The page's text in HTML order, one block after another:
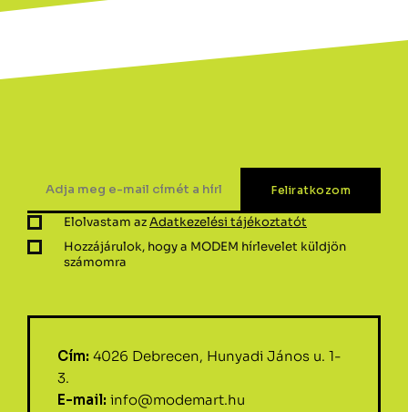
Elolvastam azAdatkezelési tájékoztatót
Hozzájárulok, hogy a MODEM hírlevelet küldjön
számomra
Cím: 4026 Debrecen, Hunyadi János u. 1-
3.
E-mail: info@modemart.hu